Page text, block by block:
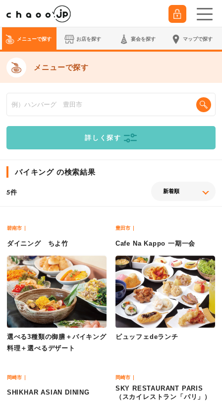
メニューで探す お店を探す 宴会を探す マップで探す
メニューで探す
詳しく探す
バイキング の検索結果
5件
碧南市
ダイニング ちよ竹
選べる3種類の御膳＋バイキング
料理＋選べるデザート
豊田市
Cafe Na Kappo 一期一会
ビュッフェdeランチ
岡崎市
SHIKHAR ASIAN DINING
岡崎市
SKY RESTAURANT PARIS
（スカイレストラン「パリ」）